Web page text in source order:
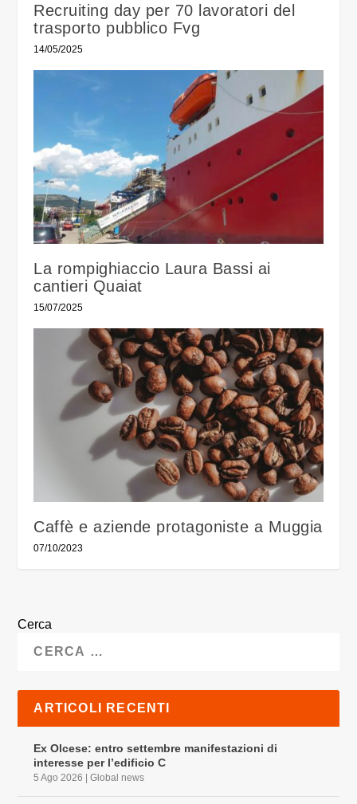
Recruiting day per 70 lavoratori del
trasporto pubblico Fvg
14/05/2025
La rompighiaccio Laura Bassi ai
cantieri Quaiat
15/07/2025
Caffè e aziende protagoniste a Muggia
07/10/2023
Cerca
ARTICOLI RECENTI
Ex Olcese: entro settembre manifestazioni di
interesse per l’edificio C
5 Ago 2026 |Global news